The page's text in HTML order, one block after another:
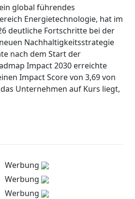
global führendes
Energietechnologie, hat im
deutliche Fortschritte bei der
Nachhaltigkeitsstrategie
nach dem Start der
Impact 2030 erreichte
Impact Score von 3,69 von
Unternehmen auf Kurs liegt,
Werbung
Werbung
Werbung